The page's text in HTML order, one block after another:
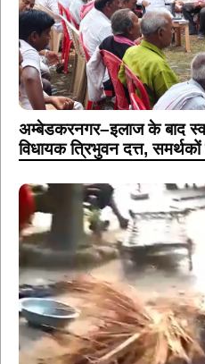
अम्बेडकरनगर–इलाज के बाद
विधायक त्रिभुवन दत्त,